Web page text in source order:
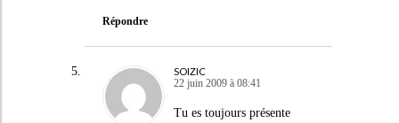
Répondre
SOIZIC
22 juin 2009 à 08:41
Tu es toujours présente